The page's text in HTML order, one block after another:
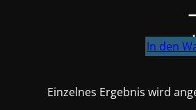
Satz
Koffer
In den
Einzelnes Ergebnis wird